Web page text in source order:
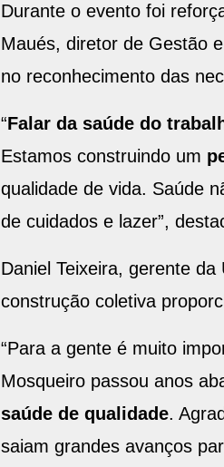
Durante o evento foi
Maués, diretor de Gestão
no reconhecimento das
“Falar da saúde do
Estamos construindo um
qualidade de vida. Saúde
de cuidados e lazer”,
Daniel Teixeira, gerente
construção coletiva
“Para a gente é muito
Mosqueiro passou anos
saúde de qualidade.
saiam grandes avanços